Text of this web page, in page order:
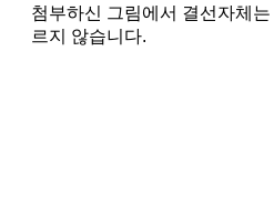
첨부하신 그림에서 결선자체
르지 않습니다.